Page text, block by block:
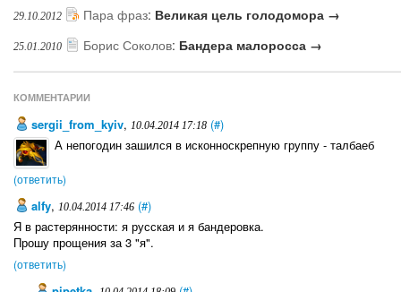
29.10.2012 Пара фраз: Великая цель голодомора →
25.01.2010 Борис Соколов: Бандера малоросса →
КОММЕНТАРИИ
sergii_from_kyiv, 10.04.2014 17:18 (#)
А непогодин зашился в исконноскрепную группу - талбаеб
(ответить)
alfy, 10.04.2014 17:46 (#)
Я в растерянности: я русская и я бандеровка.
Прошу прощения за 3 "я".
(ответить)